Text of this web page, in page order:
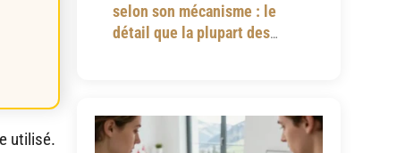
utilisé.
selon son mécanisme : le
détail que la plupart des